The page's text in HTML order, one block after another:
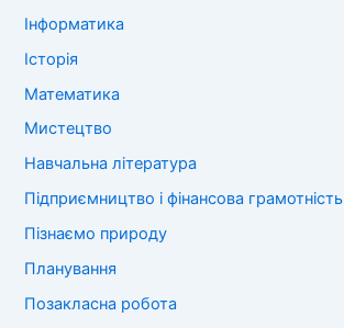
Інформатика
Історія
Математика
Мистецтво
Навчальна література
Підприємництво і фінансова грамотність
Пізнаємо природу
Планування
Позакласна робота